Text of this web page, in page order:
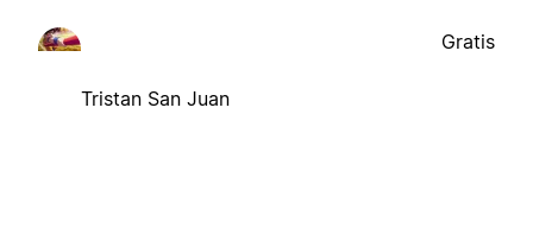
Tristan San Juan
Gratis